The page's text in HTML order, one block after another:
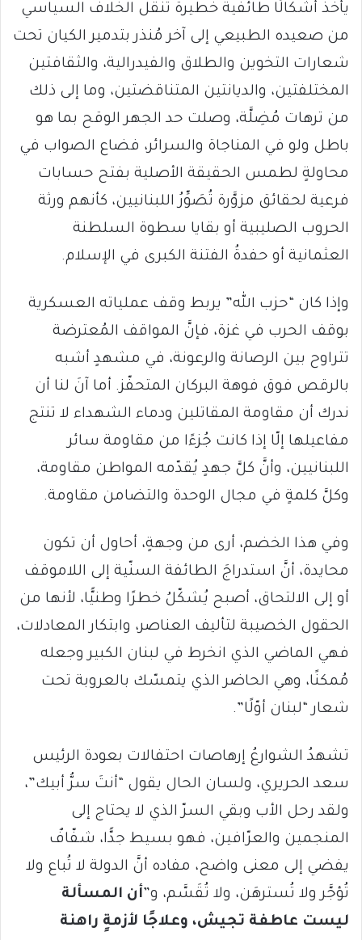
يأخذ أشكالًا طائفية خطيرة تنقل الخلاف السياسي
من صعيده الطبيعي إلى آخر مُنذر بتدمير الكيان تحت
شعارات التخوين والطلاق والفيدرالية، والثقافتين
المختلفتين، والديانتين المتناقضتين، وما إلى ذلك
من ترهات مُضِلَّة، وصلت حد الجهر الوقح بما هو
باطل ولو في المناجاة والسرائر، فضاع الصواب في
محاولةٍ لطمس الحقيقة الأصلية بفتح حسابات
فرعية لحقائق مزوَّرة تُصَوِّرُ اللبنانيين، كأنهم ورثة
الحروب الصليبية أو بقايا سطوة السلطنة
العثمانية أو حفدةُ الفتنة الكبرى في الإسلام.
وإذا كان “حزب الله” يربط وقف عملياته العسكرية
بوقف الحرب في غزة، فإنَّ المواقف المُعترضة
تتراوح بين الرصانة والرعونة، في مشهدٍ أشبه
بالرقص فوق فوهة البركان المتحفّز. أما آنَ لنا أن
ندرك أن مقاومة المقاتلين ودماء الشهداء لا تنتج
مفاعيلها إلّا إذا كانت جُزءًا من مقاومة سائر
اللبنانيين، وأنَّ كلَّ جهدٍ يُقدّمه المواطن مقاومة،
وكلَّ كلمةٍ في مجال الوحدة والتضامن مقاومة.
وفي هذا الخضم، أرى من وجهةٍ، أحاول أن تكون
محايدة، أنَّ استدراجَ الطائفة السنّية إلى اللاموقف
أو إلى الالتحاق، أصبح يُشكّلُ خطرًا وطنيًّا، لأنها من
الحقول الخصيبة لتأليف العناصر، وابتكار المعادلات،
فهي الماضي الذي انخرط في لبنان الكبير وجعله
مُمكنًا، وهي الحاضر الذي يتمسّك بالعروبة تحت
شعار “لبنان أوّلًا”.
تشهدُ الشوارعُ إرهاصات احتفالات بعودة الرئيس
سعد الحريري، ولسان الحال يقول “أنتَ سرُّ أبيك”،
ولقد رحل الأب وبقي السرّ الذي لا يحتاج إلى
المنجمين والعرّافين، فهو بسيط جدًّا، شفّافٌ
يفضي إلى معنى واضح، مفاده أنَّ الدولة لا تُباع ولا
تُؤجَّر ولا تُسترهَن، ولا تُقَسَّم، و”أن المسألة
ليست عاطفة تجيش، وعلاجًا لأزمةٍ راهنة